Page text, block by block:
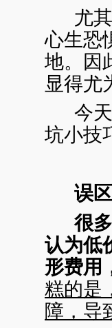
尤
心生恐
地。因
显得尤
今
坑小技
误
很
认为低
形费用
糕的是
障，导